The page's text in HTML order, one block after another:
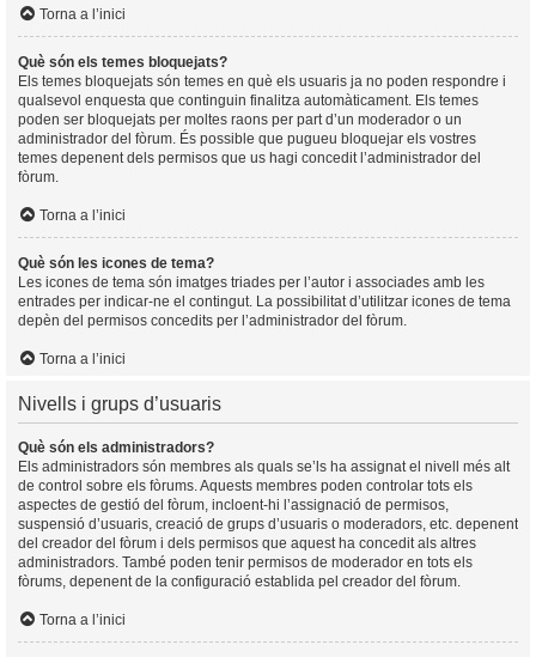
Torna a l’inici
Què són els temes bloquejats?
Els temes bloquejats són temes en què els usuaris ja no poden respondre i
qualsevol enquesta que continguin finalitza automàticament. Els temes
poden ser bloquejats per moltes raons per part d’un moderador o un
administrador del fòrum. És possible que pugueu bloquejar els vostres
temes depenent dels permisos que us hagi concedit l’administrador del
fòrum.
Torna a l’inici
Què són les icones de tema?
Les icones de tema són imatges triades per l’autor i associades amb les
entrades per indicar-ne el contingut. La possibilitat d’utilitzar icones de tema
depèn del permisos concedits per l’administrador del fòrum.
Torna a l’inici
Nivells i grups d’usuaris
Què són els administradors?
Els administradors són membres als quals se’ls ha assignat el nivell més alt
de control sobre els fòrums. Aquests membres poden controlar tots els
aspectes de gestió del fòrum, incloent-hi l’assignació de permisos,
suspensió d’usuaris, creació de grups d’usuaris o moderadors, etc. depenent
del creador del fòrum i dels permisos que aquest ha concedit als altres
administradors. També poden tenir permisos de moderador en tots els
fòrums, depenent de la configuració establida pel creador del fòrum.
Torna a l’inici